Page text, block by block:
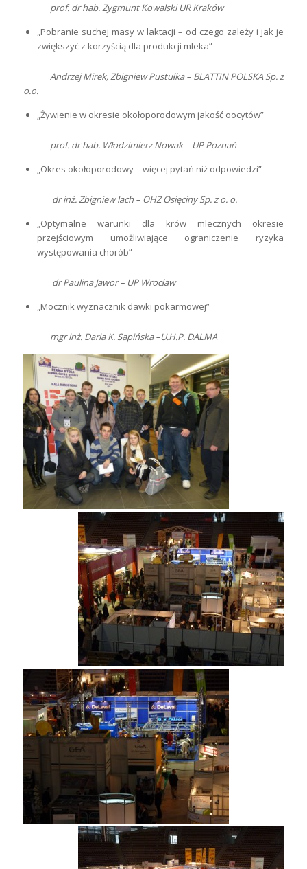
prof. dr hab. Zygmunt Kowalski UR Kraków
„Pobranie suchej masy w laktacji – od czego zależy i jak je
zwiększyć z korzyścią dla produkcji mleka”
Andrzej Mirek, Zbigniew Pustułka – BLATTIN POLSKA Sp. z
o.o.
„Żywienie w okresie okołoporodowym jakość oocytów”
prof. dr hab. Włodzimierz Nowak – UP Poznań
„Okres okołoporodowy – więcej pytań niż odpowiedzi”
dr inż. Zbigniew lach – OHZ Osięciny Sp. z o. o.
„Optymalne warunki dla krów mlecznych okresie
przejściowym umożliwiające ograniczenie ryzyka
występowania chorób”
dr Paulina Jawor – UP Wrocław
„Mocznik wyznacznik dawki pokarmowej”
mgr inż. Daria K. Sapińska –U.H.P. DALMA